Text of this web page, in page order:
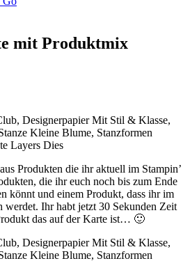
mit Produktmix
Produkten die ihr aktuell im Stampin’
die ihr euch noch bis zum Ende
könnt und einem Produkt, dass ihr im
werdet. Ihr habt jetzt 30 Sekunden Zeit
das auf der Karte ist… 🙂